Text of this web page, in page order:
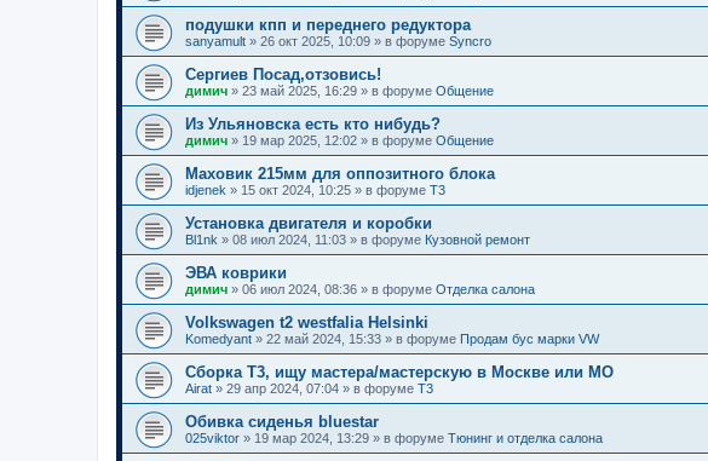
подушки кпп и переднего редуктора
sanyamult » 26 окт 2025, 10:09 » в форуме Syncro
Сергиев Посад,отзовись!
димич » 23 май 2025, 16:29 » в форуме Общение
Из Ульяновска есть кто нибудь?
димич » 19 мар 2025, 12:02 » в форуме Общение
Маховик 215мм для оппозитного блока
idjenek » 15 окт 2024, 10:25 » в форуме T3
Установка двигателя и коробки
Bl1nk » 08 июл 2024, 11:03 » в форуме Кузовной ремонт
ЭВА коврики
димич » 06 июл 2024, 08:36 » в форуме Отделка салона
Volkswagen t2 westfalia Helsinki
Komedyant » 22 май 2024, 15:33 » в форуме Продам бус марки VW
Сборка Т3, ищу мастера/мастерскую в Москве или МО
Airat » 29 апр 2024, 07:04 » в форуме T3
Обивка сиденья bluestar
025viktor » 19 мар 2024, 13:29 » в форуме Тюнинг и отделка салона